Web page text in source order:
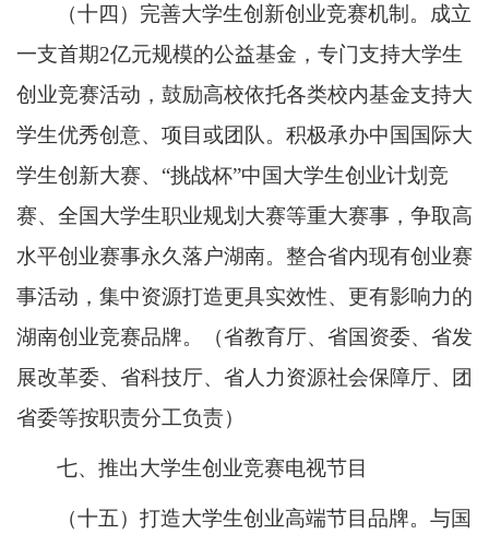
（十四）完善大学生创新创业竞赛机制。成立
一支首期2亿元规模的公益基金，专门支持大学生
创业竞赛活动，鼓励高校依托各类校内基金支持大
学生优秀创意、项目或团队。积极承办中国国际大
学生创新大赛、“挑战杯”中国大学生创业计划竞
赛、全国大学生职业规划大赛等重大赛事，争取高
水平创业赛事永久落户湖南。整合省内现有创业赛
事活动，集中资源打造更具实效性、更有影响力的
湖南创业竞赛品牌。（省教育厅、省国资委、省发
展改革委、省科技厅、省人力资源社会保障厅、团
省委等按职责分工负责）
七、推出大学生创业竞赛电视节目
（十五）打造大学生创业高端节目品牌。与国